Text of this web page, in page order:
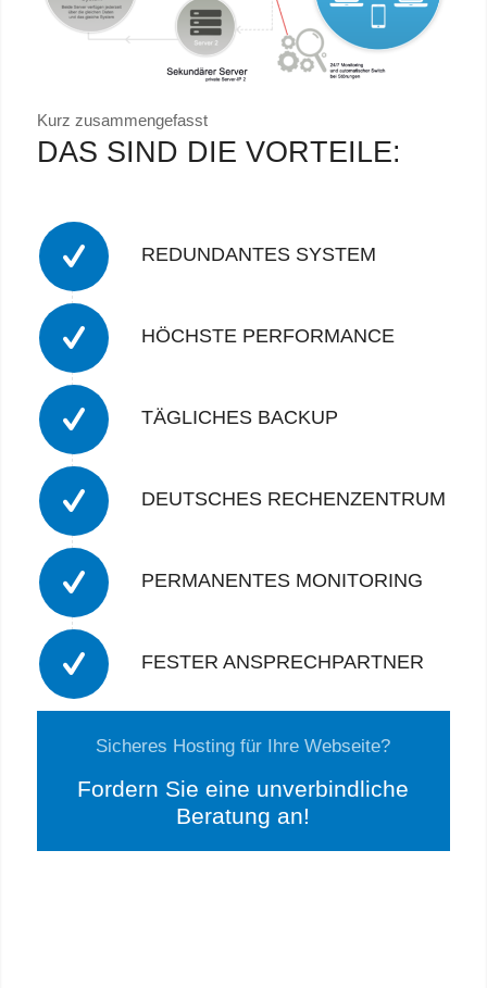
Kurz zusammengefasst
DAS SIND DIE VORTEILE:
REDUNDANTES SYSTEM
HÖCHSTE PERFORMANCE
TÄGLICHES BACKUP
DEUTSCHES RECHENZENTRUM
PERMANENTES MONITORING
FESTER ANSPRECHPARTNER
Sicheres Hosting für Ihre Webseite?
Fordern Sie eine unverbindliche
Beratung an!